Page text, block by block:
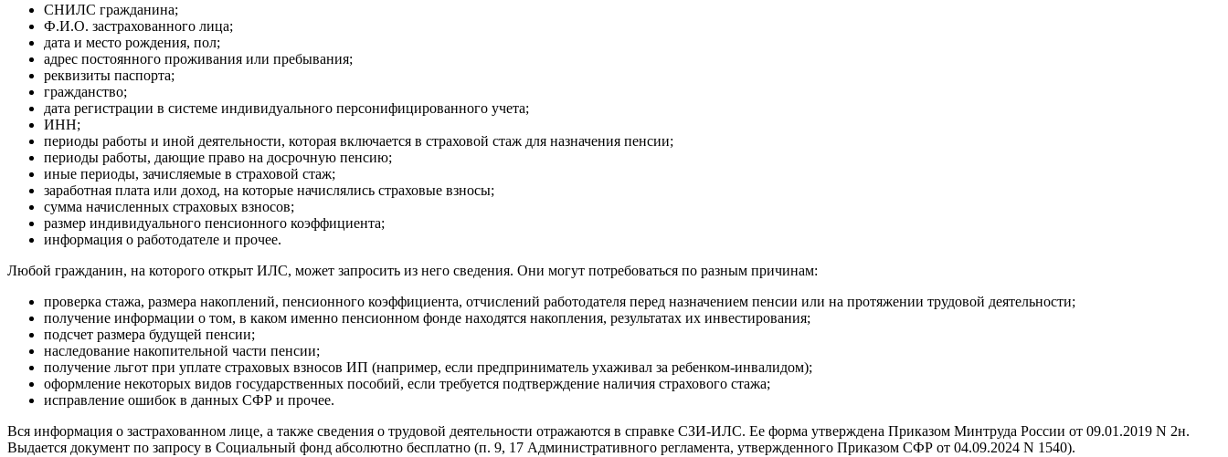
СНИЛС гражданина;
Ф.И.О. застрахованного лица;
дата и место рождения, пол;
адрес постоянного проживания или пребывания;
реквизиты паспорта;
гражданство;
дата регистрации в системе индивидуального персонифицированного учета;
ИНН;
периоды работы и иной деятельности, которая включается в страховой стаж для назначения пенсии;
периоды работы, дающие право на досрочную пенсию;
иные периоды, зачисляемые в страховой стаж;
заработная плата или доход, на которые начислялись страховые взносы;
сумма начисленных страховых взносов;
размер индивидуального пенсионного коэффициента;
информация о работодателе и прочее.
Любой гражданин, на которого открыт ИЛС, может запросить из него сведения. Они могут потребоваться по разным причинам:
проверка стажа, размера накоплений, пенсионного коэффициента, отчислений работодателя перед назначением пенсии или на протяжении трудовой деятельности;
получение информации о том, в каком именно пенсионном фонде находятся накопления, результатах их инвестирования;
подсчет размера будущей пенсии;
наследование накопительной части пенсии;
получение льгот при уплате страховых взносов ИП (например, если предприниматель ухаживал за ребенком-инвалидом);
оформление некоторых видов государственных пособий, если требуется подтверждение наличия страхового стажа;
исправление ошибок в данных СФР и прочее.
Вся информация о застрахованном лице, а также сведения о трудовой деятельности отражаются в справке СЗИ-ИЛС. Ее форма утверждена Приказом Минтруда России от 09.01.2019 N 2н.
Выдается документ по запросу в Социальный фонд абсолютно бесплатно (п. 9, 17 Административного регламента, утвержденного Приказом СФР от 04.09.2024 N 1540).